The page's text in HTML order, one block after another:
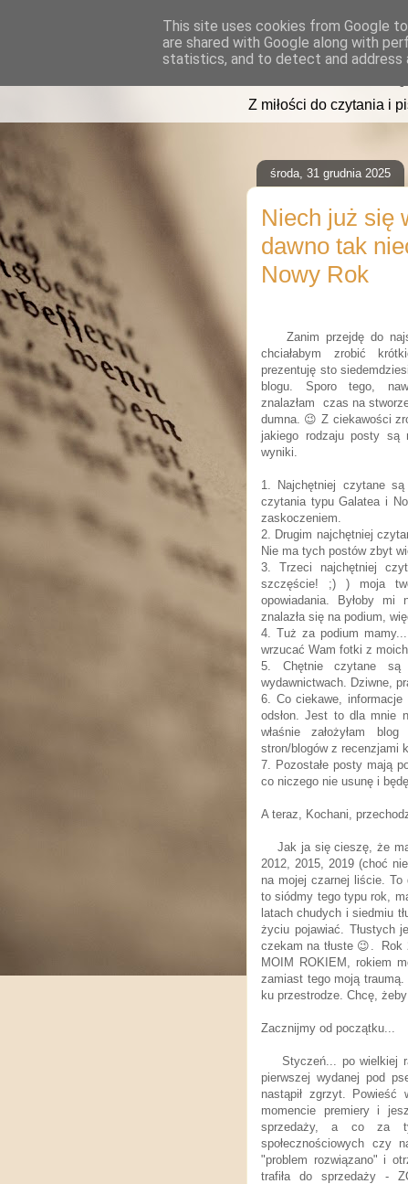
Z miłości do czytania i
środa, 31 grudnia 2025
Niech już się
dawno tak
Nowy Rok
Zanim przejdę do
chciałabym zrobić
prezentuję sto
blogu. Sporo tego,
znalazłam czas na
dumna. 😉 Z ciekawości
jakiego rodzaju posty są
wyniki.
1. Najchętniej czytane
czytania typu Galatea i
zaskoczeniem.
2. Drugim najchętniej
Nie ma tych postów zbyt
3. Trzeci najchętniej
szczęście! ;) ) moja
opowiadania. Byłoby
znalazła się na podium,
4. Tuż za podium
wrzucać Wam fotki z
5. Chętnie czytane są
wydawnictwach. Dziwne,
6. Co ciekawe,
odsłon. Jest to dla mnie
właśnie założyłam
stron/blogów z recenzjami
7. Pozostałe posty mają
co niczego nie usunę i
A teraz, Kochani,
Jak ja się cieszę, że
2012, 2015, 2019 (choć
na mojej czarnej liście. To
to siódmy tego typu rok,
latach chudych i siedmiu
życiu pojawiać. Tłustych
czekam na tłuste 😉. Rok
MOIM ROKIEM, rokiem
zamiast tego moją
ku przestrodze. Chcę,
Zacznijmy od początku...
Styczeń... po wielkiej
pierwszej wydanej pod
nastąpił zgrzyt. Powieść
momencie premiery i
sprzedaży, a co za
społecznościowych czy
"problem rozwiązano" i
trafiła do sprzedaży -
This site uses cookies from Google
are shared with Google along with
statistics, and to detect and address